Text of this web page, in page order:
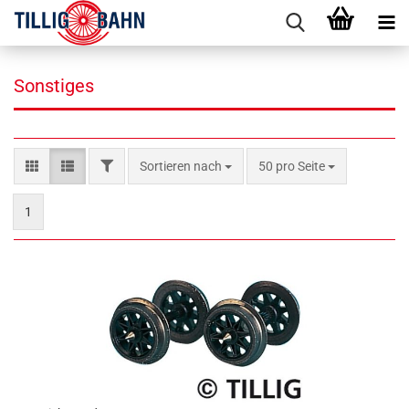
Sonstiges
FILTERSortieren nach
Sortieren nach 50 pro Seite
pro Seite
1